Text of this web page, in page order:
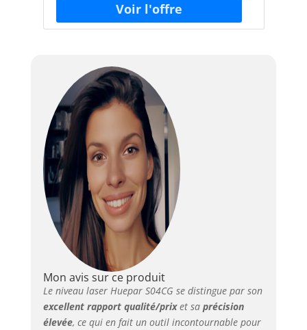
Mon avis sur ce produit
Le niveau laser Huepar S04CG se distingue par son
excellent rapport qualité/prixet sa précision
élevée, ce qui en fait un outil incontournable pour